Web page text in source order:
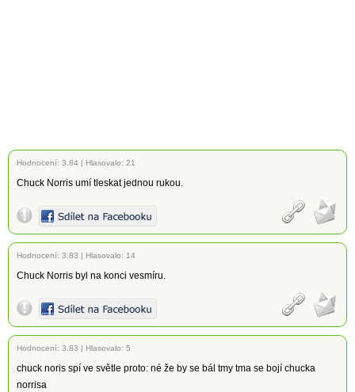
Hodnocení: 3.84 | Hlasovalo: 21
Chuck Norris umí tleskat jednou rukou.
Hodnocení: 3.83 | Hlasovalo: 14
Chuck Norris byl na konci vesmíru.
Hodnocení: 3.83 | Hlasovalo: 5
chuck noris spí ve světle proto: né že by se bál tmy tma se bojí chucka
norrisa